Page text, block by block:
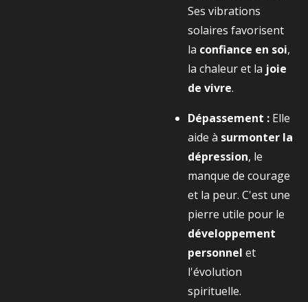
Ses vibrations
solaires favorisent
la confiance en soi,
la chaleur et la joie
de vivre.
Dépassement : Elle
aide à surmonter la
dépression, le
manque de courage
et la peur. C'est une
pierre utile pour le
développement
personnel et
l'évolution
spirituelle.